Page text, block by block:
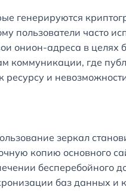
генерируются
пользователи часто
онион-адреса в целях
коммуникации, где
и
зеркал
копию основного
бесперебойного
баз данных и